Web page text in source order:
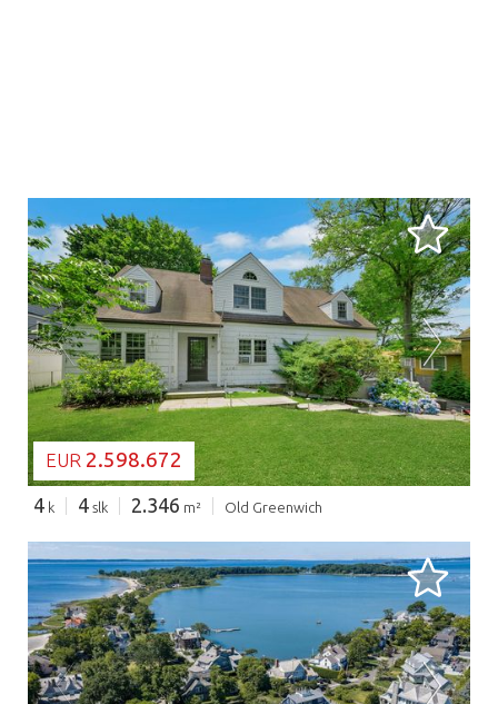
BEZIG MET LADEN...
EUR 2.598.672
4 k 4 slk 2.346 m² Old Greenwich
BEZIG MET LADEN...